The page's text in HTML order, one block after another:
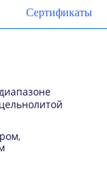
Сертификаты